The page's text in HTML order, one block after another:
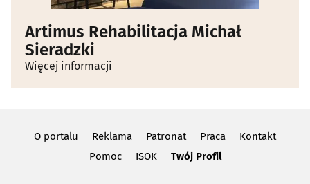
Artimus Rehabilitacja Michał
Sieradzki
Więcej informacji
O portalu Reklama Patronat Praca
Kontakt
Pomoc
ISOK Twój Profil